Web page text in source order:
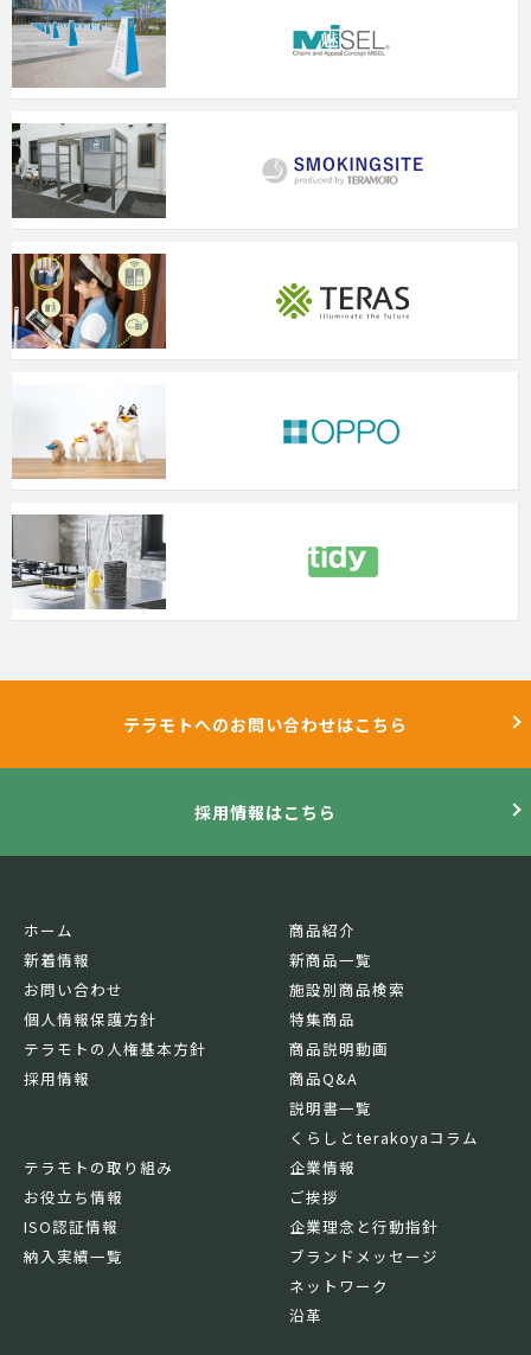
テラモトへのお問い合わせはこちら
採用情報はこちら
ホーム
新着情報
お問い合わせ
個人情報保護方針
テラモトの人権基本方針
採用情報
商品紹介
新商品一覧
施設別商品検索
特集商品
商品説明動画
商品Q&A
説明書一覧
くらしとterakoyaコラム
テラモトの取り組み
お役立ち情報
ISO認証情報
納入実績一覧
企業情報
ご挨拶
企業理念と行動指針
ブランドメッセージ
ネットワーク
沿革